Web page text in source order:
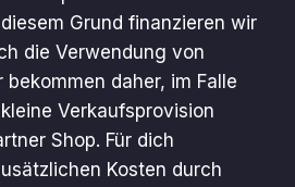
Grund finanzieren wir
die Verwendung von
daher, im Falle
Verkaufsprovision
Shop. Für dich
Kosten durch